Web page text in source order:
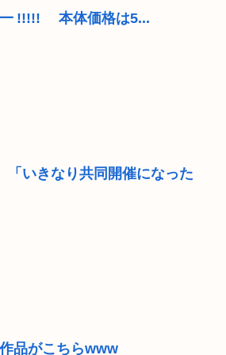
!!!!! 本体価格は5...
「いきなり共同開催になった
品がこちらwww